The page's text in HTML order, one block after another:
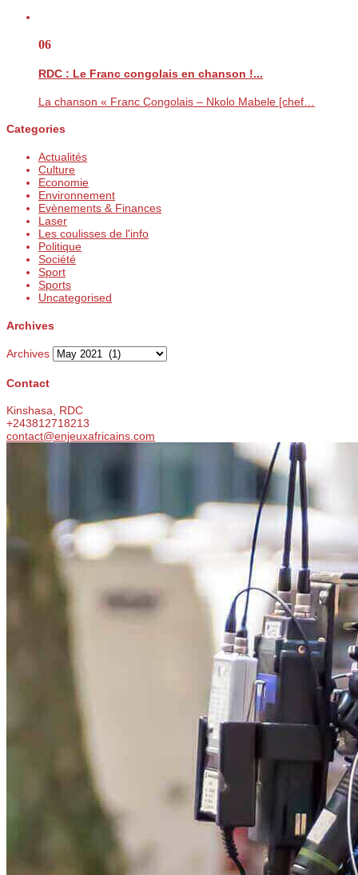
06
RDC : Le Franc congolais en chanson !...
La chanson « Franc Congolais – Nkolo Mabele [chef…
Categories
Actualités
Culture
Economie
Environnement
Evènements & Finances
Laser
Les coulisses de l'info
Politique
Société
Sport
Sports
Uncategorised
Archives
Archives
Contact
Kinshasa, RDC
+243812718213
contact@enjeuxafricains.com